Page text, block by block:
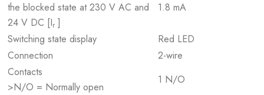
the blocked state at 230 V AC and
24 V DC [Ir ]
1.8 mA
Switching state display
Red LED
Connection
2-wire
Contacts
>N/O = Normally open
1 N/O